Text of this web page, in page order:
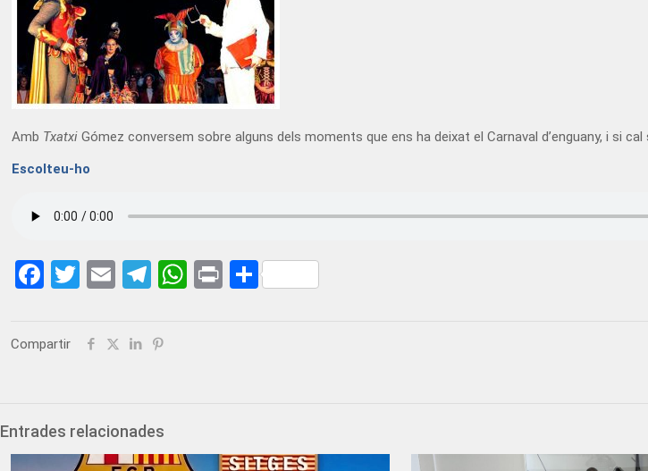
Amb TxatxiGómez conversem sobre alguns dels moments que ens ha deixat el Carnaval d’enguany, i si
Escolteu-ho
Facebook
Twitter
EmailTelegram
WhatsApp
PrintShare
Compartir
Entrades relacionades